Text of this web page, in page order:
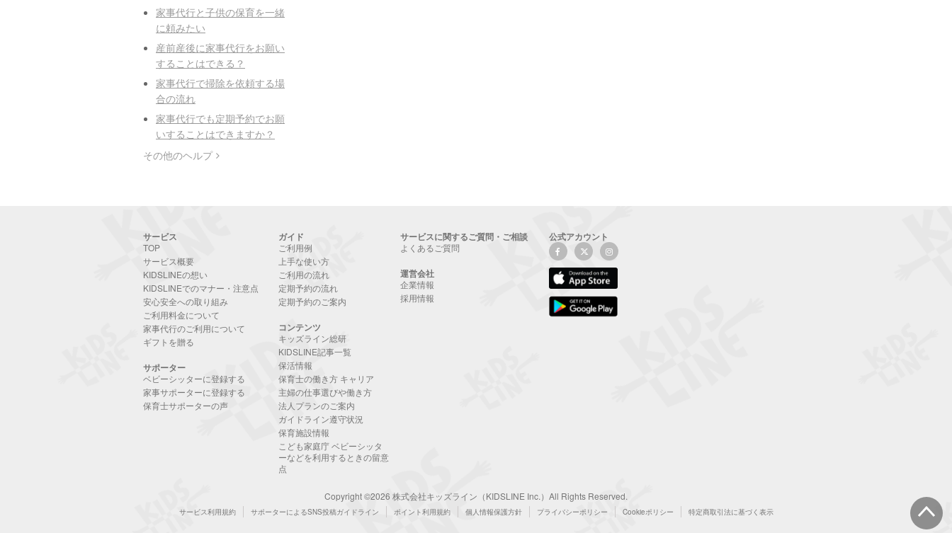
家事代行と子供の保育を一緒
に頼みたい
産前産後に家事代行をお願い
することはできる？
家事代行で掃除を依頼する場
合の流れ
家事代行でも定期予約でお願
いすることはできますか？
その他のヘルプ
サービス
TOP
サービス概要
KIDSLINEの想い
KIDSLINEでのマナー・注意点
安心安全への取り組み
ご利用料金について
家事代行のご利用について
ギフトを贈る
サポーター
ベビーシッターに登録する
家事サポーターに登録する
保育士サポーターの声
ガイド
ご利用例
上手な使い方
ご利用の流れ
定期予約の流れ
定期予約のご案内
コンテンツ
キッズライン総研
KIDSLINE記事一覧
保活情報
保育士の働き方 キャリア
主婦の仕事選びや働き方
法人プランのご案内
ガイドライン遵守状況
保育施設情報
こども家庭庁 ベビーシッタ
ーなどを利用するときの留意
点
サービスに関するご質問・ご相談
よくあるご質問
運営会社
企業情報
採用情報
公式アカウント
Copyright ©2026 株式会社キッズライン（KIDSLINE Inc.）All Rights Reserved.
サービス利用規約 サポーターによるSNS投稿ガイドライン ポイント利用規約 個人情報保護方針 プライバシーポリシー Cookieポリシー 特定商取引法に基づく表示